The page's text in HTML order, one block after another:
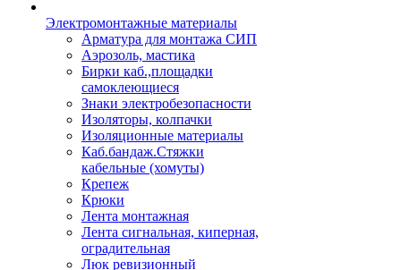
Электромонтажные материалы
Арматура для монтажа СИП
Аэрозоль, мастика
Бирки каб.,площадки
самоклеющиеся
Знаки электробезопасности
Изоляторы, колпачки
Изоляционные материалы
Каб.бандаж.Стяжки
кабельные (хомуты)
Крепеж
Крюки
Лента монтажная
Лента сигнальная, киперная,
оградительная
Люк ревизионный